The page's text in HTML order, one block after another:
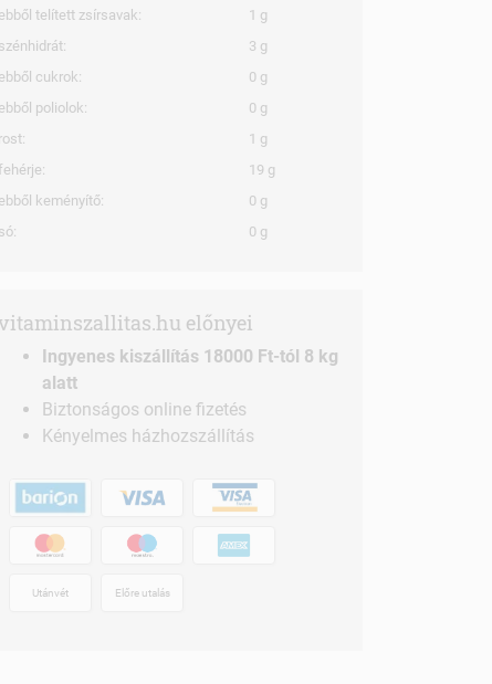
ebből telített zsírsavak:
1 g
szénhidrát:
3 g
ebből cukrok:
0 g
ebből poliolok:
0 g
rost:
1 g
19 g
ebből keményítő:
0 g
só:
0 g
előnyei
Ingyenes kiszállítás 18000 Ft-tól 8 kg
alatt
Biztonságos online fizetés
Kényelmes házhozszállítás
Utánvét Előre utalás